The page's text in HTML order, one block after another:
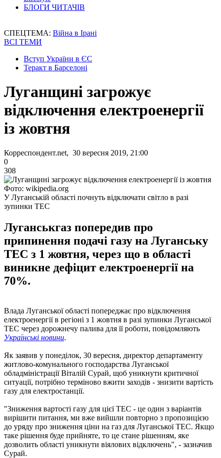
БЛОГИ ЧИТАЧІВ
СПЕЦТЕМА: Війна в Ірані
ВСІ ТЕМИ
Вступ України в ЄС
Теракт в Барселоні
Луганщині загрожує
відключення електроенергії
із жовтня
Корреспондент.net, 30 вересня 2019, 21:00
0
308
Фото: wikipedia.org
У Луганській області почнуть відключати світло в разі
зупинки ТЕС
Луганськгаз попередив про
припинення подачі газу на Луганську
ТЕС з 1 жовтня, через що в області
виникне дефіцит електроенергії на
70%.
Влада Луганської області попереджає про відключення
електроенергії в регіоні з 1 жовтня в разі зупинки Луганської
ТЕС через дорожнечу палива для її роботи, повідомляють
Українські новини.
Як заявив у понеділок, 30 вересня, директор департаменту
житлово-комунального господарства Луганської
обладміністрації Віталій Сурай, щоб уникнути критичної
ситуації, потрібно терміново вжити заходів - знизити вартість
газу для електростанції.
"Зниження вартості газу для цієї ТЕС - це один з варіантів
вирішити питання, ми вже вийшли повторно з пропозицією
до уряду про зниження ціни на газ для Луганської ТЕС. Якщо
таке рішення буде прийняте, то це стане рішенням, яке
дозволить області уникнути віялових відключень", - зазначив
Сурай.